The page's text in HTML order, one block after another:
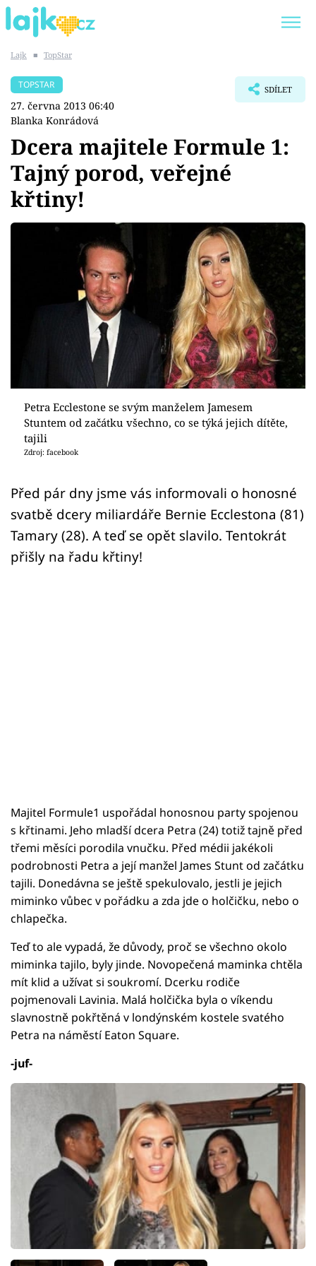
SHOPAHOLICADEL
Témata
Showbyznys
Youtubeři
Sex a vztahy
Sledujte prima+
Přihlášení
Sledujte nás
Lajk ■ TopStar
TOPSTAR
27. června 2013 06:40
Blanka Konrádová
SDÍLET
Dcera majitele Formule 1:
Tajný porod, veřejné
křtiny!
Petra Ecclestone se svým manželem Jamesem
Stuntem od začátku všechno, co se týká jejich dítěte,
tajili
Zdroj: facebook
Před pár dny jsme vás informovali o honosné
svatbě dcery miliardáře Bernie Ecclestona (81)
Tamary (28). A teď se opět slavilo. Tentokrát
přišly na řadu křtiny!
Majitel Formule1 uspořádal honosnou party spojenou
s křtinami. Jeho mladší dcera Petra (24) totiž tajně před
třemi měsíci porodila vnučku. Před médii jakékoli
podrobnosti Petra a její manžel James Stunt od začátku
tajili. Donedávna se ještě spekulovalo, jestli je jejich
miminko vůbec v pořádku a zda jde o holčičku, nebo o
chlapečka.
Teď to ale vypadá, že důvody, proč se všechno okolo
miminka tajilo, byly jinde. Novopečená maminka chtěla
mít klid a užívat si soukromí. Dcerku rodiče
pojmenovali Lavinia. Malá holčička byla o víkendu
slavnostně pokřtěná v londýnském kostele svatého
Petra na náměstí Eaton Square.
-juf-